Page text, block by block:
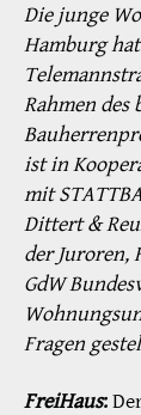
Die junge
Hamburg
Rahmen des
ist in
mit
Dittert &
der Juroren,
GdW
Fragen
FreiHaus: